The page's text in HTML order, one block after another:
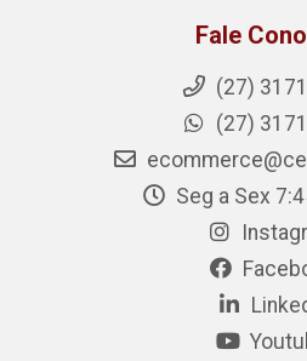
Fale
(27)
(27)
Seg a Sex